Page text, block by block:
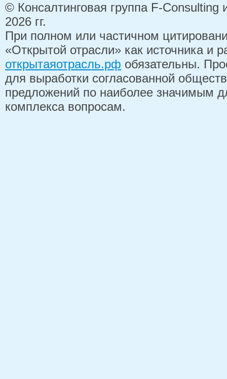
© Консалтинговая группа F-
2026 гг.
При полном или частичном
«Открытой отрасли» как источника и
открытаяотрасль.рф обязательны.
для выработки согласованной
предложений по наиболее значимым
комплекса вопросам.